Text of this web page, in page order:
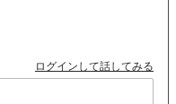
ログインして話してみる